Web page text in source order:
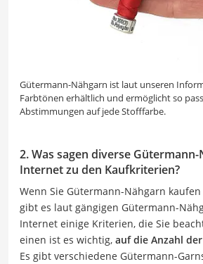
Gütermann-Nähgarn ist laut unseren
Farbtönen erhältlich und ermöglicht so
Abstimmungen auf jede Stofffarbe.
2. Was sagen diverse
Internet zu den Kaufkriterien?
Wenn Sie Gütermann-Nähgarn
gibt es laut gängigen Gütermann-
Internet einige Kriterien, die Sie
einen ist es wichtig, auf die Anzahl
Es gibt verschiedene Gütermann-